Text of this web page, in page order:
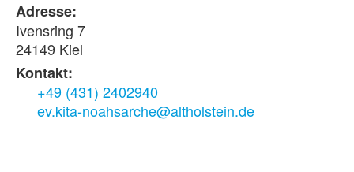
Adresse:
Ivensring 7
24149 Kiel
Kontakt:
+49 (431) 2402940
ev.kita-noahsarche@altholstein.de